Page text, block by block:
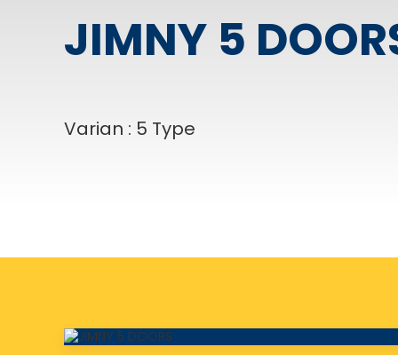
JIMNY 5
Varian : 5 Type